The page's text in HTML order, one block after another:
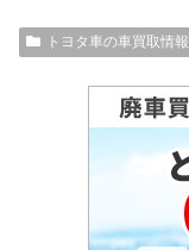
トヨタ車の車買取情報